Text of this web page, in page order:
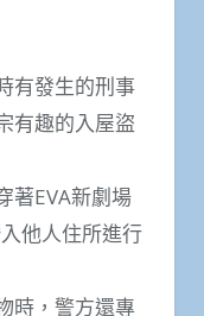
有發生的刑事
有趣的入屋盜
著EVA新劇場
他人住所進行
時，警方還專